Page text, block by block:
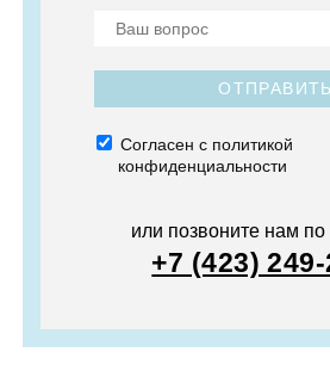
ОТПРАВИТЬ
Согласен с политикой
конфиденциальности
или позвоните нам
+7 (423)